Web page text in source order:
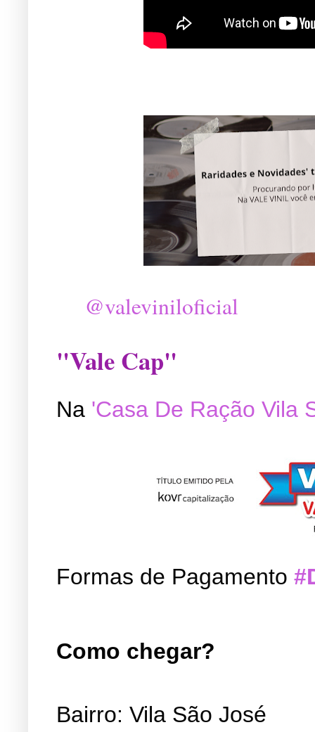
@valeviniloficial
"Vale Cap"
Na 'Casa De Ração Vila
Formas de Pagamento
Como chegar?
Bairro: Vila São José